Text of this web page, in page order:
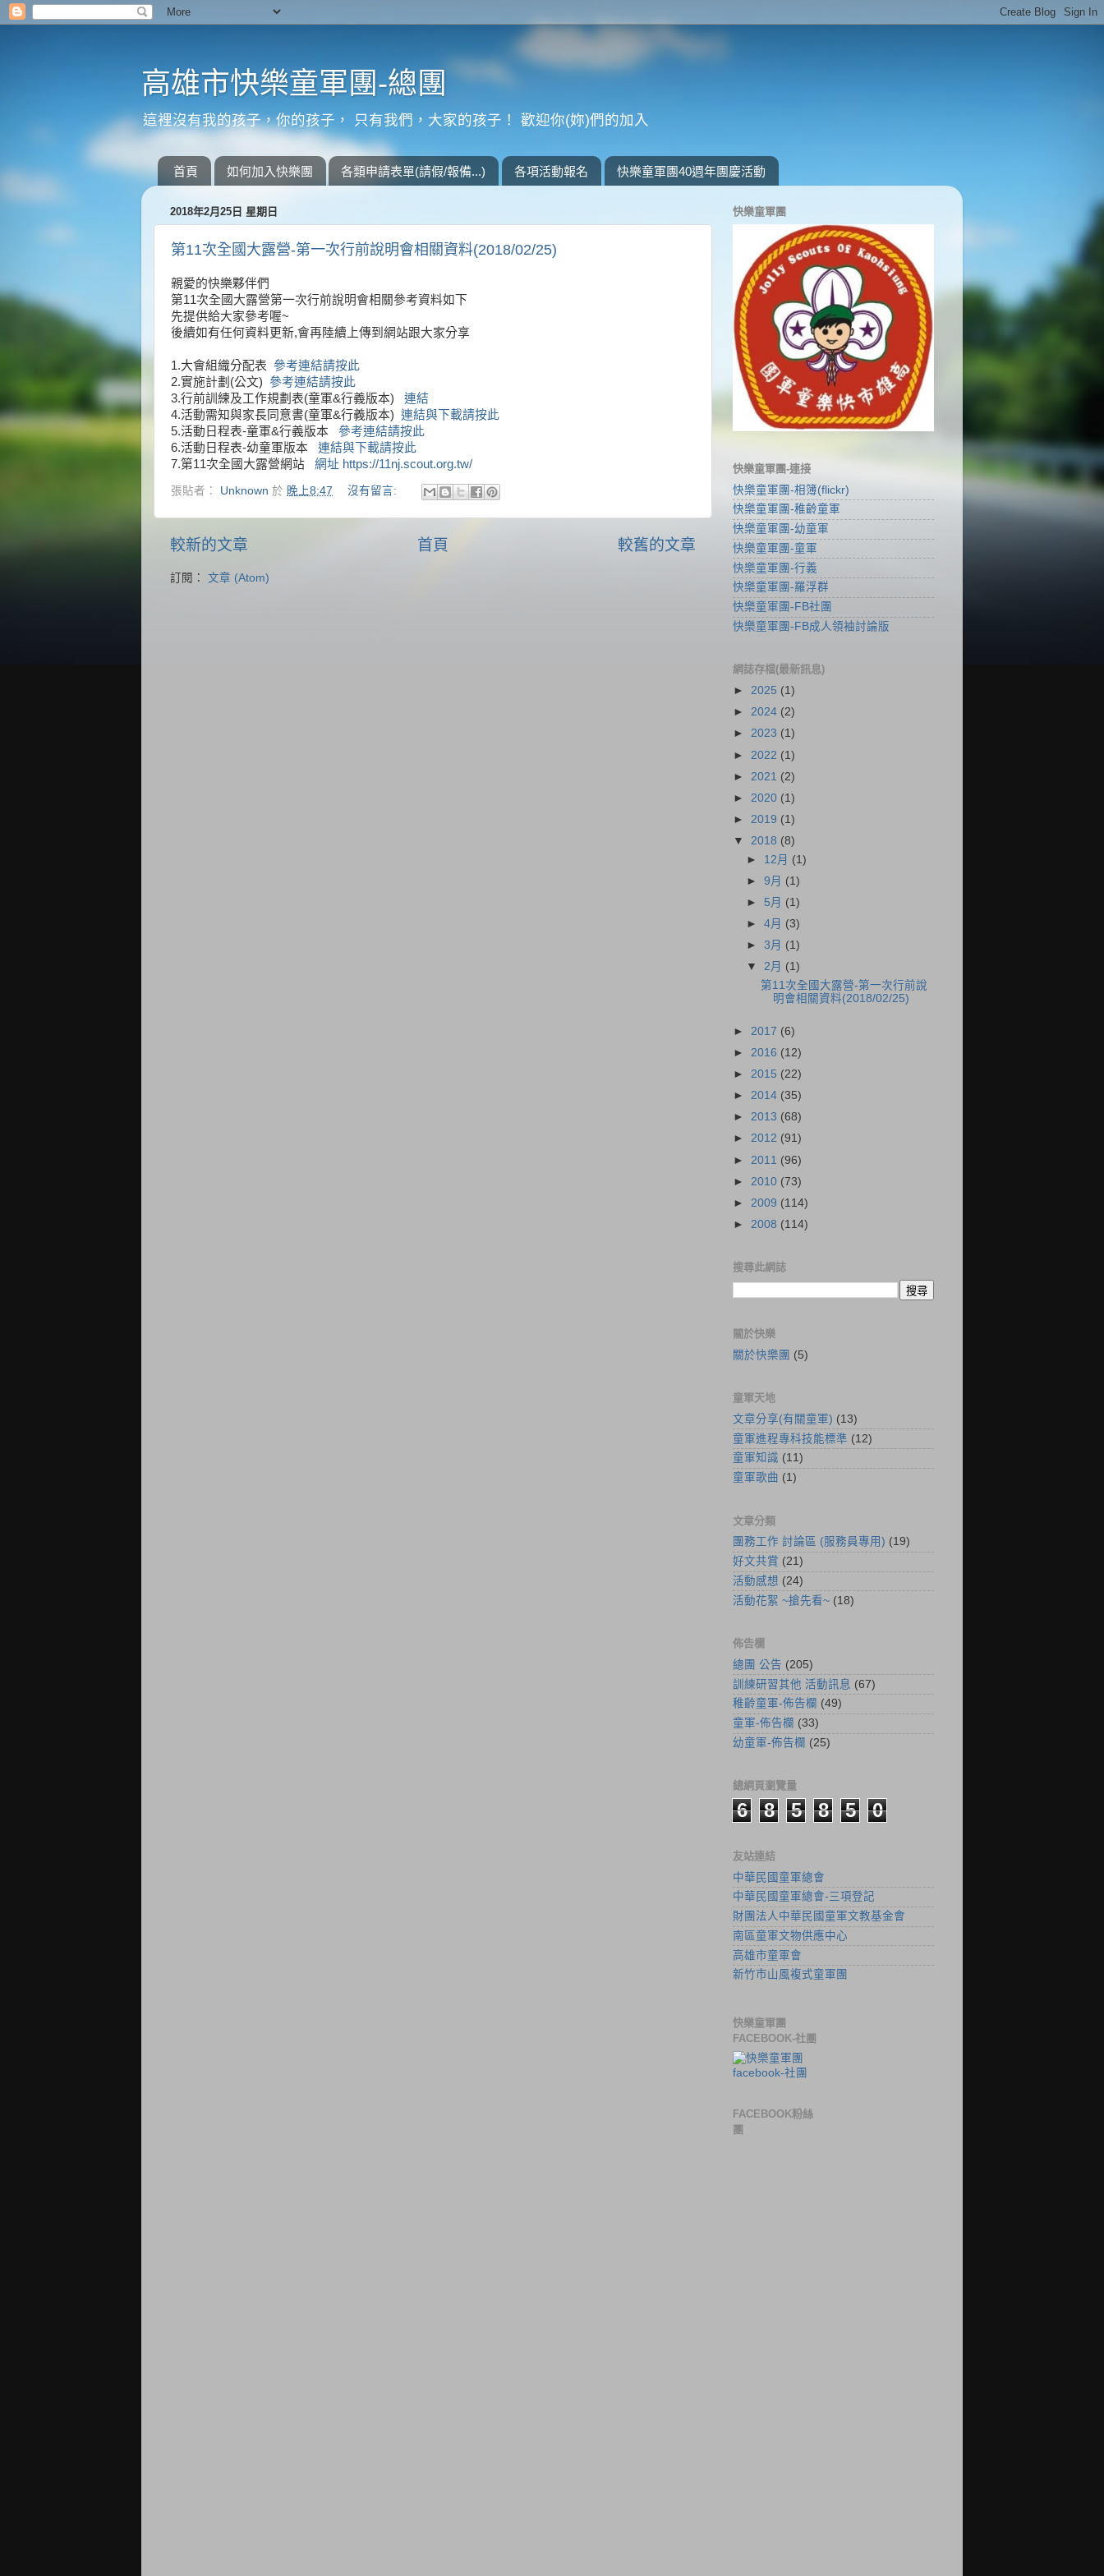
高雄市快樂童軍團-總團
這裡沒有我的孩子，你的孩子， 只有我們，大家的孩子！ 歡迎你(妳)們的加入
首頁 如何加入快樂團 各類申請表單(請假/報備...) 各項活動報名 快樂童軍團40週年團慶活動
2018年2月25日 星期日
第11次全國大露營-第一次行前說明會相關資料(2018/02/25)
親愛的快樂夥伴們
第11次全國大露營第一次行前說明會相關參考資料如下
先提供給大家參考喔~
後續如有任何資料更新,會再陸續上傳到網站跟大家分享
1.大會組織分配表 參考連結請按此
2.實施計劃(公文) 參考連結請按此
3.行前訓練及工作規劃表(童軍&行義版本) 連結
4.活動需知與家長同意書(童軍&行義版本) 連結與下載請按此
5.活動日程表-童軍&行義版本 參考連結請按此
6.活動日程表-幼童軍版本 連結與下載請按此
7.第11次全國大露營網站 網址 https://11nj.scout.org.tw/
張貼者： Unknown 於 晚上8:47 沒有留言:
較新的文章 較舊的文章
首頁
訂閱： 文章 (Atom)
快樂童軍團
快樂童軍團-連接
快樂童軍團-相簿(flickr)
快樂童軍團-稚齡童軍
快樂童軍團-幼童軍
快樂童軍團-童軍
快樂童軍團-行義
快樂童軍團-羅浮群
快樂童軍團-FB社團
快樂童軍團-FB成人領袖討論版
網誌存檔(最新訊息)
► 2025 (1)
► 2024 (2)
► 2023 (1)
► 2022 (1)
► 2021 (2)
► 2020 (1)
► 2019 (1)
▼ 2018 (8)
► 12月 (1)
►9月 (1)
► 5月 (1)
►4月 (3)
►3月 (1)
▼2月 (1)
第11次全國大露營-第一次行前說
明會相關資料(2018/02/25)
► 2017 (6)
► 2016 (12)
► 2015 (22)
► 2014 (35)
► 2013 (68)
► 2012 (91)
► 2011 (96)
► 2010 (73)
► 2009 (114)
► 2008 (114)
搜尋此網誌
關於快樂
關於快樂團 (5)
童軍天地
文章分享(有關童軍) (13)
童軍進程專科技能標準 (12)
童軍知識 (11)
童軍歌曲 (1)
文章分類
團務工作 討論區 (服務員專用) (19)
好文共賞 (21)
活動感想 (24)
活動花絮 ~搶先看~ (18)
佈告欄
總團 公告 (205)
訓練研習其他 活動訊息 (67)
稚齡童軍-佈告欄 (49)
童軍-佈告欄 (33)
幼童軍-佈告欄 (25)
總網頁瀏覽量
6 8 5 8 5 0
友站連結
中華民國童軍總會
中華民國童軍總會-三項登記
財團法人中華民國童軍文教基金會
南區童軍文物供應中心
高雄市童軍會
新竹市山風複式童軍團
快樂童軍團
FACEBOOK-社團
FACEBOOK粉絲
團